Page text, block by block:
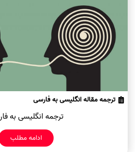
ترجمه مقاله انگلیسی به فارسی
ترجمه انگلیسی به
ادامه مطلب